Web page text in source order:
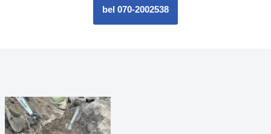
bel 070-2002538